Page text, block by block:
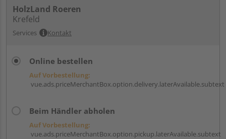
HolzLand Roeren
Krefeld
Services Kontakt
Online bestellen
Auf Vorbestellung:
vue.ads.priceMerchantBox.option.delivery.laterAvailable.subtext
Beim Händler abholen
Auf Vorbestellung:
vue.ads.priceMerchantBox.option.pickup.laterAvailable.subtext